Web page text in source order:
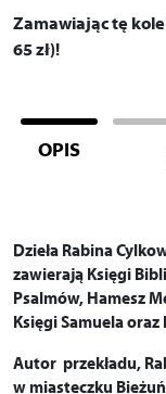
Zamawiając tę
65 zł)!
OPIS
Dzieła Rabina
zawierają Księgi
Psalmów, Hamesz
Księgi Samuela oraz
Autor przekładu,
w miasteczku